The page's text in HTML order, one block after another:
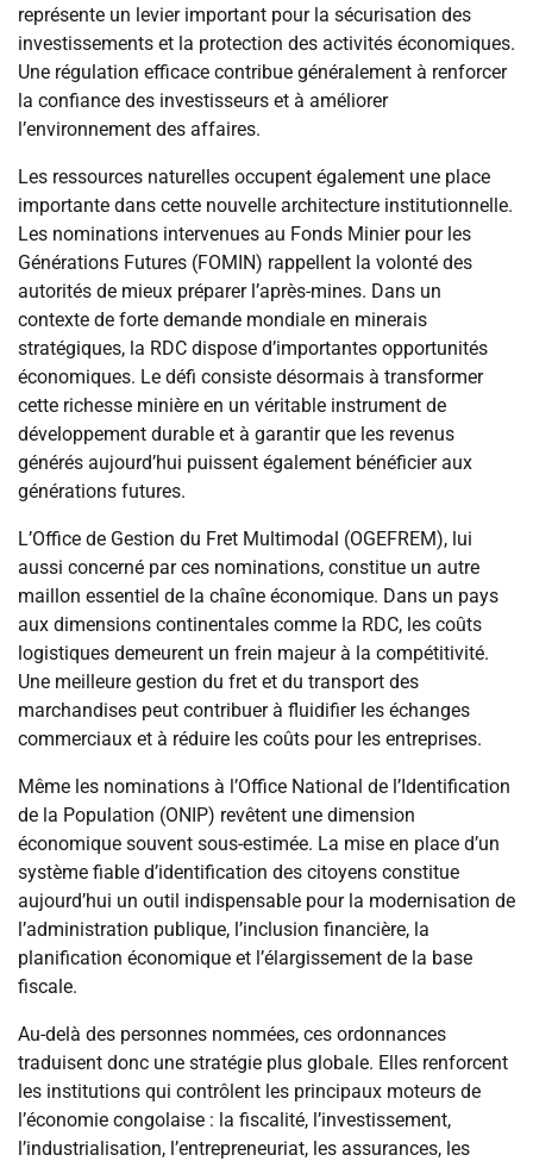
représente un levier important pour la sécurisation des
investissements et la protection des activités économiques.
Une régulation efficace contribue généralement à renforcer
la confiance des investisseurs et à améliorer
l’environnement des affaires.
Les ressources naturelles occupent également une place
importante dans cette nouvelle architecture institutionnelle.
Les nominations intervenues au Fonds Minier pour les
Générations Futures (FOMIN) rappellent la volonté des
autorités de mieux préparer l’après-mines. Dans un
contexte de forte demande mondiale en minerais
stratégiques, la RDC dispose d’importantes opportunités
économiques. Le défi consiste désormais à transformer
cette richesse minière en un véritable instrument de
développement durable et à garantir que les revenus
générés aujourd’hui puissent également bénéficier aux
générations futures.
L’Office de Gestion du Fret Multimodal (OGEFREM), lui
aussi concerné par ces nominations, constitue un autre
maillon essentiel de la chaîne économique. Dans un pays
aux dimensions continentales comme la RDC, les coûts
logistiques demeurent un frein majeur à la compétitivité.
Une meilleure gestion du fret et du transport des
marchandises peut contribuer à fluidifier les échanges
commerciaux et à réduire les coûts pour les entreprises.
Même les nominations à l’Office National de l’Identification
de la Population (ONIP) revêtent une dimension
économique souvent sous-estimée. La mise en place d’un
système fiable d’identification des citoyens constitue
aujourd’hui un outil indispensable pour la modernisation de
l’administration publique, l’inclusion financière, la
planification économique et l’élargissement de la base
fiscale.
Au-delà des personnes nommées, ces ordonnances
traduisent donc une stratégie plus globale. Elles renforcent
les institutions qui contrôlent les principaux moteurs de
l’économie congolaise : la fiscalité, l’investissement,
l’industrialisation, l’entrepreneuriat, les assurances, les